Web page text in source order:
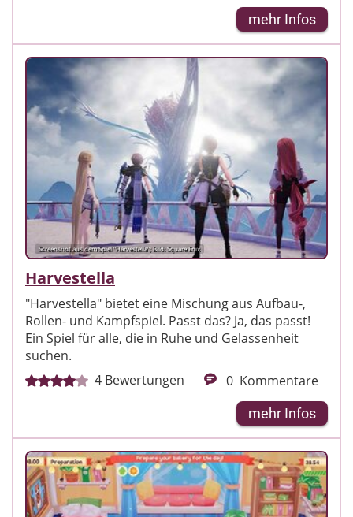
mehr Infos
Screenshot aus dem Spiel "Harvestella"; Bild: Square Enix
Harvestella
"Harvestella" bietet eine Mischung aus Aufbau-,
Rollen- und Kampfspiel. Passt das? Ja, das passt!
Ein Spiel für alle, die in Ruhe und Gelassenheit
suchen.
4 Bewertungen 0 Kommentare
mehr Infos